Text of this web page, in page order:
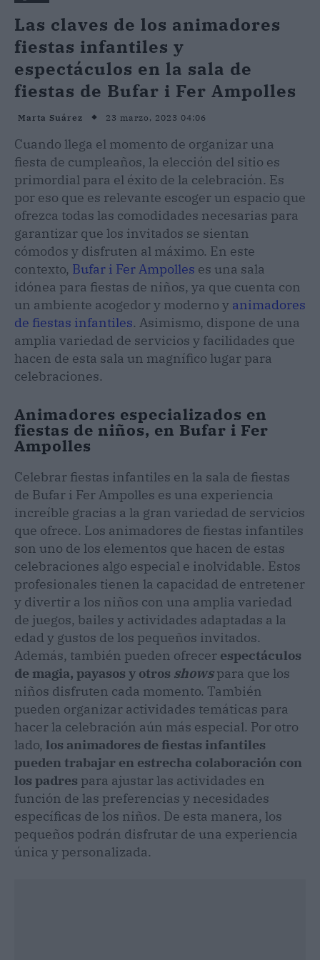
Las claves de los animadores
fiestas infantiles y
espectáculos en la sala de
fiestas de Bufar i Fer Ampolles
Marta Suárez 23 marzo, 2023 04:06
Cuando llega el momento de organizar una
fiesta de cumpleaños, la elección del sitio es
primordial para el éxito de la celebración. Es
por eso que es relevante escoger un espacio que
ofrezca todas las comodidades necesarias para
garantizar que los invitados se sientan
cómodos y disfruten al máximo. En este
contexto, Bufar i Fer Ampolles es una sala
idónea para fiestas de niños, ya que cuenta con
un ambiente acogedor y moderno y animadores
de fiestas infantiles. Asimismo, dispone de una
amplia variedad de servicios y facilidades que
hacen de esta sala un magnífico lugar para
celebraciones.
Animadores especializados en
fiestas de niños, en Bufar i Fer
Ampolles
Celebrar fiestas infantiles en la sala de fiestas
de Bufar i Fer Ampolles es una experiencia
increíble gracias a la gran variedad de servicios
que ofrece. Los animadores de fiestas infantiles
son uno de los elementos que hacen de estas
celebraciones algo especial e inolvidable. Estos
profesionales tienen la capacidad de entretener
y divertir a los niños con una amplia variedad
de juegos, bailes y actividades adaptadas a la
edad y gustos de los pequeños invitados.
Además, también pueden ofrecer espectáculos
de magia, payasos y otros showspara que los
niños disfruten cada momento. También
pueden organizar actividades temáticas para
hacer la celebración aún más especial. Por otro
lado, los animadores de fiestas infantiles
pueden trabajar en estrecha colaboración con
los padres para ajustar las actividades en
función de las preferencias y necesidades
específicas de los niños. De esta manera, los
pequeños podrán disfrutar de una experiencia
única y personalizada.